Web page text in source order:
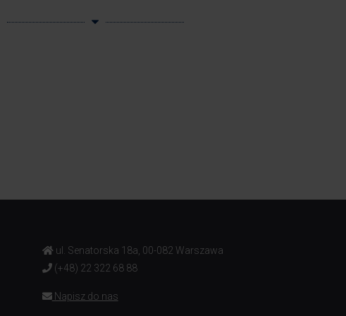
ul. Senatorska 18a, 00-082 Warszawa
(+48) 22 322 68 88
Napisz do nas